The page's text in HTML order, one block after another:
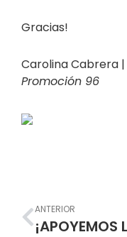
Gracias!
Carolina Cabrera |
Promoción 96
Prev
ANTERIOR